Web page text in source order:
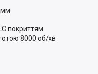
мм
покриттям
8000 об/хв